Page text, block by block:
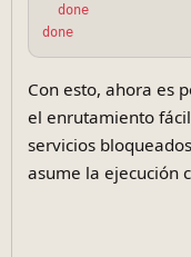
done
done
Con esto, ahora es
el enrutamiento
servicios
asume la ejecución